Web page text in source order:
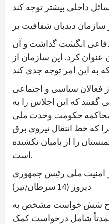
سازمان دیدبان شفافیت بر
دفاعی انگشت گذاشت و آن
کرد. این سازمان از
فعالان سیاسی و اجتماعی
که این اجلاس را به
محاکمه حکومت وحدت ملی
که خط انتقال نیروی برق
موسوم به ۵۰۰ ترکمنستان را از بامیان نکشیده
است.
امنیت ملی رئیس جمهوری
دیروز (14 سرطان/تیر)
شش خواست مشخص به
شامل درخواست کمک